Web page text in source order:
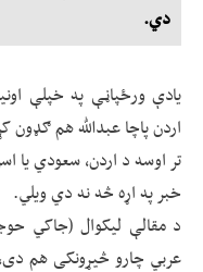
دي.
یادې ورځپاڼې په خپلې
اردن پاچا عبدالله هم ګډون
تر اوسه د اردن، سعودي یا
خبر په اړه څه نه دي ویلي.
د مقالې لیکوال (جاکي
عربي چارو څیړونکی هم